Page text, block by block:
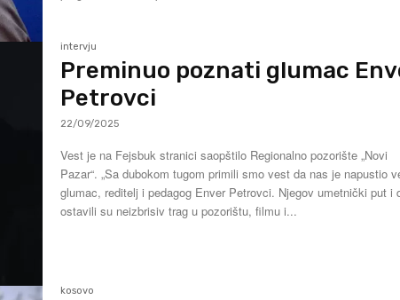
intervju
Preminuo poznati glumac
Petrovci
22/09/2025
Vest je na Fejsbuk stranici saopštilo Regionalno pozorište „Novi
Pazar“. „Sa dubokom tugom primili smo vest da nas je napustio veliki
glumac, reditelj i pedagog Enver Petrovci. Njegov umetnički put i
ostavili su neizbrisiv trag u pozorištu, filmu i...
kosovo